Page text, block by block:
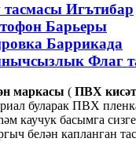
тасмасы Игътибар
Барьеры
Баррикада
Флаг
маркасы ( ПВХ
буларак ПВХ
каучук басымга
белән капланган